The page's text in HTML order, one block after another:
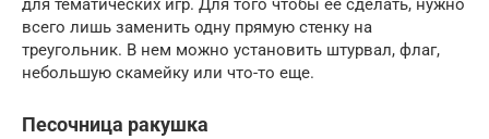
для тематических игр. Для того чтобы ее сделать, нужно
всего лишь заменить одну прямую стенку на
треугольник. В нем можно установить штурвал, флаг,
небольшую скамейку или что-то еще.
Песочница ракушка